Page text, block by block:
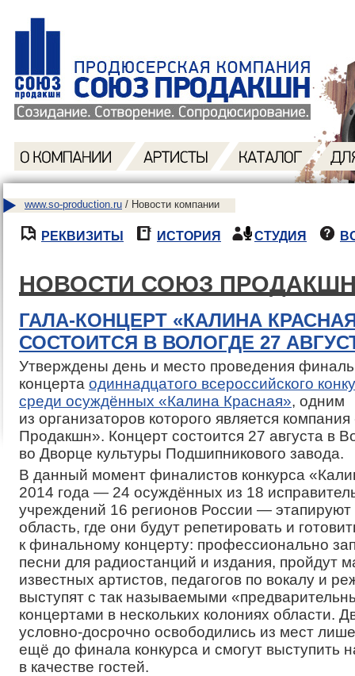
www.so-production.ru / Новости компании
РЕКВИЗИТЫ ИСТОРИЯ СТУДИЯ
НОВОСТИ СОЮЗ
ГАЛА-КОНЦЕРТ «КАЛИНА
СОСТОИТСЯ В ВОЛОГДЕ 27
Утверждены день и место проведения
концерта одиннадцатого всероссийского
среди осуждённых «Калина Красная», одним
из организаторов которого является
Продакшн». Концерт состоится 27 августа в
во Дворце культуры Подшипникового завода.
В данный момент финалистов конкурса
2014 года — 24 осуждённых из 18
учреждений 16 регионов России — этапируют
область, где они будут репетировать и
к финальному концерту: профессионально
песни для радиостанций и издания, пройдут
известных артистов, педагогов по вокалу и
выступят с так называемыми
концертами в нескольких колониях области.
условно-досрочно освободились из мест
ещё до финала конкурса и смогут выступить
в качестве гостей.